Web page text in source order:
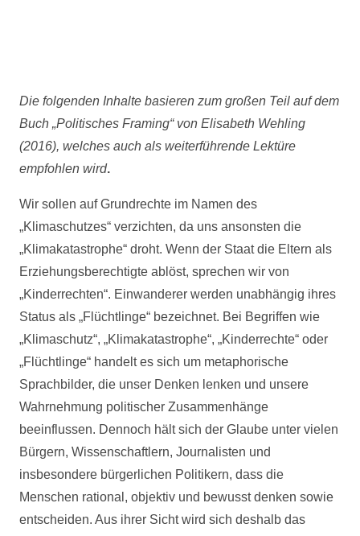
Die folgenden Inhalte basieren zum großen Teil auf dem
Buch „Politisches Framing“ von Elisabeth Wehling
(2016), welches auch als weiterführende Lektüre
empfohlen wird.
Wir sollen auf Grundrechte im Namen des
„Klimaschutzes“ verzichten, da uns ansonsten die
„Klimakatastrophe“ droht. Wenn der Staat die Eltern als
Erziehungsberechtigte ablöst, sprechen wir von
„Kinderrechten“. Einwanderer werden unabhängig ihres
Status als „Flüchtlinge“ bezeichnet. Bei Begriffen wie
„Klimaschutz“, „Klimakatastrophe“, „Kinderrechte“ oder
„Flüchtlinge“ handelt es sich um metaphorische
Sprachbilder, die unser Denken lenken und unsere
Wahrnehmung politischer Zusammenhänge
beeinflussen. Dennoch hält sich der Glaube unter vielen
Bürgern, Wissenschaftlern, Journalisten und
insbesondere bürgerlichen Politikern, dass die
Menschen rational, objektiv und bewusst denken sowie
entscheiden. Aus ihrer Sicht wird sich deshalb das